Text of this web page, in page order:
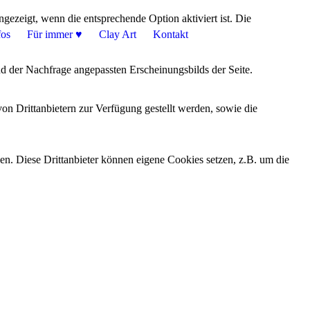
Für immer ♥ Clay Art Kontakt
wenn die entsprechende Option aktiviert ist. Die
Nachfrage angepassten Erscheinungsbilds der Seite.
Drittanbietern zur Verfügung gestellt werden, sowie die
Diese Drittanbieter können eigene Cookies setzen, z.B. um die